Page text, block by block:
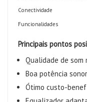
Conectividade
Funcionalidades
Principais pontos
Qualidade de som
Boa potência
Ótimo custo-